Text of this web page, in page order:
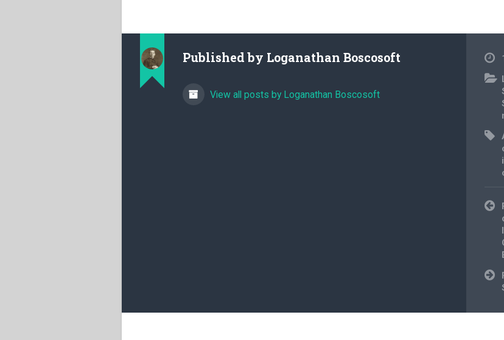
Published by Loganathan Boscosoft
View all posts by Loganathan Boscosoft